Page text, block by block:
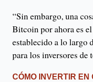
“Sin embargo, una
Bitcoin por ahora es
establecido a lo largo
para los inversores de
CÓMO INVERTIR EN